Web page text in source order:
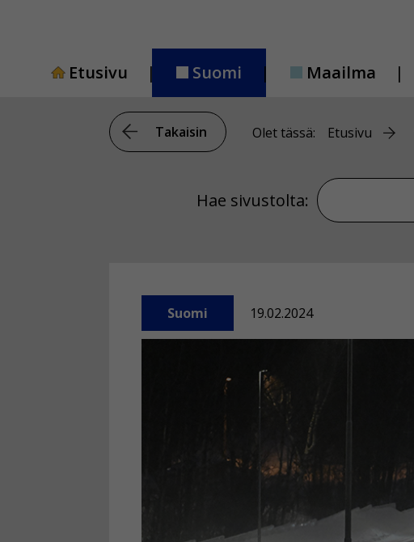
Etusivu
Suomi Maailma
Takaisin Olet tässä: Etusivu
Hae sivustolta: Hae sivustolta
Suomi 19.02.2024